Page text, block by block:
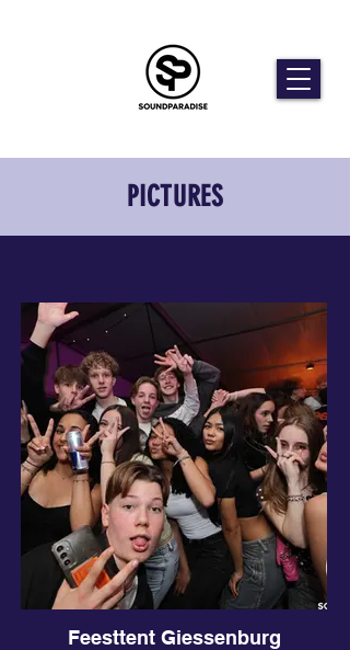
PICTURES
Feesttent Giessenburg